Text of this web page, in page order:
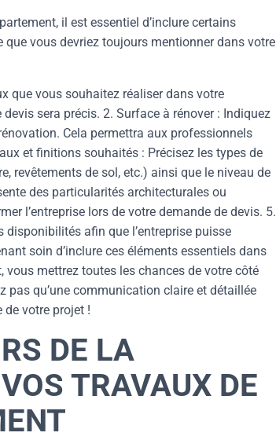
il est essentiel d’inclure certains
vous devriez toujours mentionner dans votre
que vous souhaitez réaliser dans votre
sera précis. 2. Surface à rénover : Indiquez
Cela permettra aux professionnels
et finitions souhaités : Précisez les types de
revêtements de sol, etc.) ainsi que le niveau de
des particularités architecturales ou
l’entreprise lors de votre demande de devis. 5.
afin que l’entreprise puisse
soin d’inclure ces éléments essentiels dans
vous mettrez toutes les chances de votre côté
pas qu’une communication claire et détaillée
de votre projet !
DE LA
TRAVAUX DE